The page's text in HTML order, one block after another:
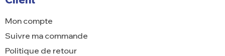
Mon compte
Suivre ma commande
Politique de retour